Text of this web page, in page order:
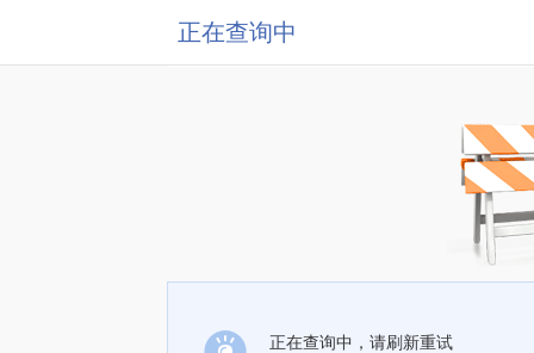
正在查询中
正在查询中，请刷新重试